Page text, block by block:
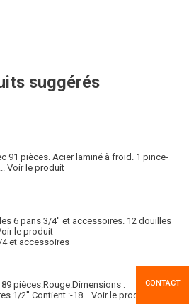
suggérés
91 pièces. Acier laminé à froid. 1 pince-
Voir le produit
6 pans 3/4'' et accessoires. 12 douilles
le produit
et accessoires
pièces.Rouge.Dimensions :
1/2''.Contient :-18... Voir le produit
CONTACT